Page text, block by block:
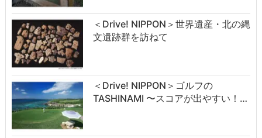
＜Drive! NIPPON＞世界遺産・北の縄
文遺跡群を訪ねて
＜Drive! NIPPON＞ゴルフの
TASHINAMI 〜スコアが出やすい！…